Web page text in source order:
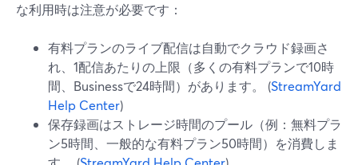
な利用時は注意が必要です：
有料プランのライブ配信は自動でクラウド録画さ
れ、1配信あたりの上限（多くの有料プランで10時
間、Businessで24時間）があります。 (StreamYard
Help Center)
保存録画はストレージ時間のプール（例：無料プラ
ン5時間、一般的な有料プラン50時間）を消費しま